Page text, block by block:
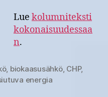
Lue kolumniteksti
kokonaisuudessaa
n.
, biokaasusähkö, CHP,
energia